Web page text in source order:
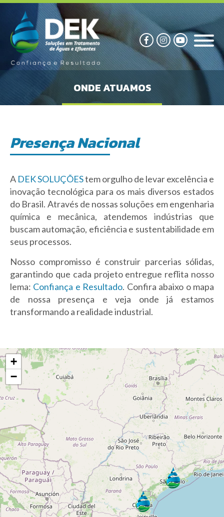
ONDE ATUAMOS
Presença Nacional
A DEK SOLUÇÕEStem orgulho de levar excelência e
inovação tecnológica para os mais diversos estados
do Brasil. Através de nossas soluções em engenharia
química e mecânica, atendemos indústrias que
buscam automação, eficiência e sustentabilidade em
seus processos.
Nosso compromisso é construir parcerias sólidas,
garantindo que cada projeto entregue reflita nosso
lema: Confiança e Resultado. Confira abaixo o mapa
de nossa presença e veja onde já estamos
transformando a realidade industrial.
+
−